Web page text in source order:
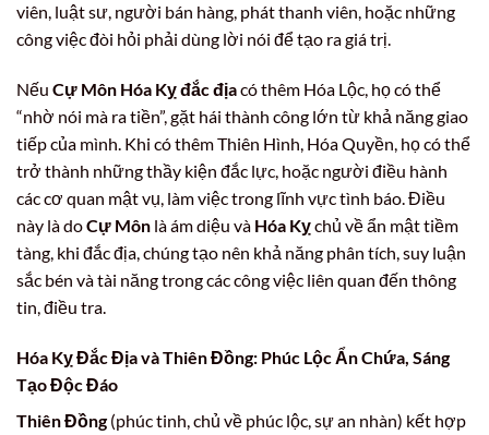
viên, luật sư, người bán hàng, phát thanh viên, hoặc những
công việc đòi hỏi phải dùng lời nói để tạo ra giá trị.
Nếu Cự Môn Hóa Kỵ đắc địacó thêm Hóa Lộc, họ có thể
“nhờ nói mà ra tiền”, gặt hái thành công lớn từ khả năng giao
tiếp của mình. Khi có thêm Thiên Hình, Hóa Quyền, họ có thể
trở thành những thầy kiện đắc lực, hoặc người điều hành
các cơ quan mật vụ, làm việc trong lĩnh vực tình báo. Điều
này là doCự Môn là ám diệu và Hóa Kỵchủ về ẩn mật tiềm
tàng, khi đắc địa, chúng tạo nên khả năng phân tích, suy luận
sắc bén và tài năng trong các công việc liên quan đến thông
tin, điều tra.
Hóa Kỵ Đắc Địa và Thiên Đồng: Phúc Lộc Ẩn Chứa, Sáng
Tạo Độc Đáo
Thiên Đồng(phúc tinh, chủ về phúc lộc, sự an nhàn) kết hợp